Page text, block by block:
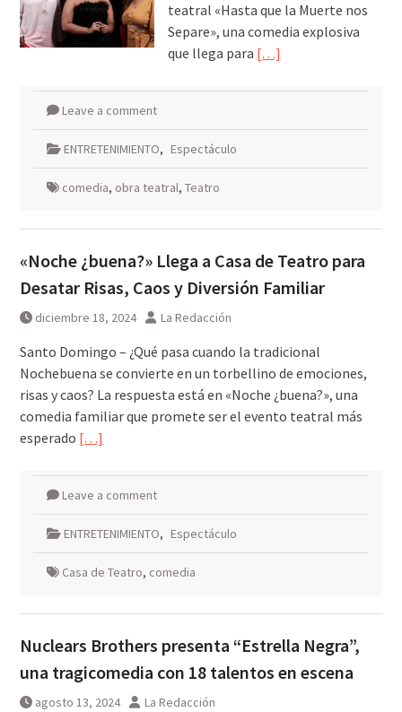
teatral «Hasta que la Muerte nos
Separe», una comedia explosiva
que llega para […]
Leave a comment
ENTRETENIMIENTO, Espectáculo
comedia, obra teatral, Teatro
«Noche ¿buena?» Llega a Casa de Teatro para
Desatar Risas, Caos y Diversión Familiar
diciembre 18, 2024 La Redacción
Santo Domingo – ¿Qué pasa cuando la tradicional
Nochebuena se convierte en un torbellino de emociones,
risas y caos? La respuesta está en «Noche ¿buena?», una
comedia familiar que promete ser el evento teatral más
esperado […]
Leave a comment
ENTRETENIMIENTO, Espectáculo
Casa de Teatro, comedia
Nuclears Brothers presenta “Estrella Negra”,
una tragicomedia con 18 talentos en escena
agosto 13, 2024 La Redacción